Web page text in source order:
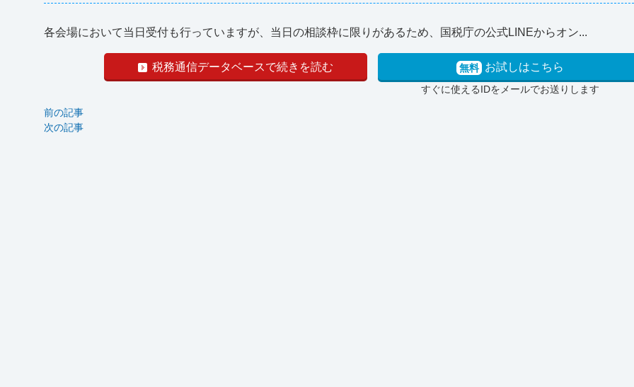
各会場において当日受付も行っていますが、当日の相談枠に限りがあるため、国税庁の公式LINEからオン...
税務通信データベースで続きを読む 無料 お試しはこちら
すぐに使えるIDをメールでお送りします
前の記事
次の記事